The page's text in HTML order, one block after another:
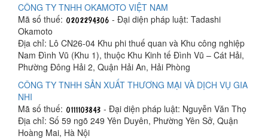
CÔNG TY TNHH OKAMOTO VIỆT NAM
Mã số thuế:
- Đại diện pháp luật: Tadashi
Okamoto
Địa chỉ: Lô CN26-04 Khu phi thuế quan và Khu công nghiệp
Nam Đình Vũ (Khu 1), thuộc Khu Kinh tế Đình Vũ – Cát Hải,
Phường Đông Hải 2, Quận Hải An, Hải Phòng
CÔNG TY TNHH SẢN XUẤT THƯƠNG MẠI VÀ DỊCH VỤ GIA
NHI
Mã số thuế:
- Đại diện pháp luật: Nguyễn Văn Thọ
Địa chỉ: Số 59 ngõ 249 Yên Duyên, Phường Yên Sở, Quận
Hoàng Mai, Hà Nội